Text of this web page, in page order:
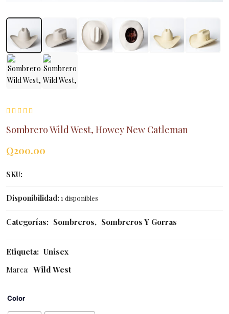
Sombrero Wild West, Howey New Catleman
Q200.00
SKU:
Disponibilidad: 1 disponibles
Categorías: Sombreros, Sombreros Y Gorras
Etiqueta: Unisex
Marca: Wild West
Color